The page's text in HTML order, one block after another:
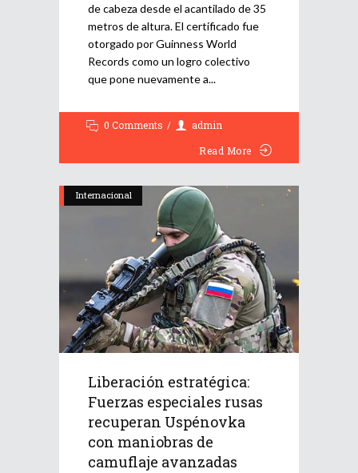
de cabeza desde el acantilado de 35
metros de altura. El certificado fue
otorgado por Guinness World
Records como un logro colectivo
que pone nuevamente a
0 Comments
admin
Read More
Internacional
Liberación estratégica:
Fuerzas especiales rusas
recuperan Uspénovka
con maniobras de
camuflaje avanzadas